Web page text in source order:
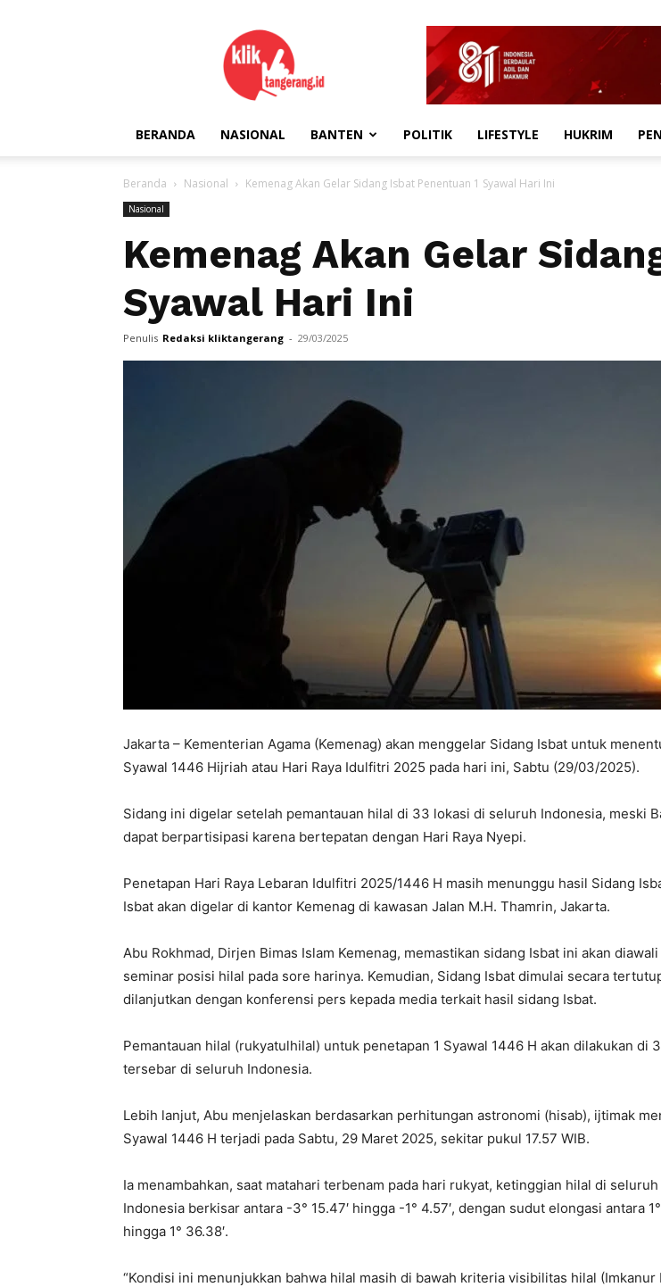
kliktangerang.id
BERANDA NASIONAL BANTEN POLITIK LIFESTYLE HUKRIM
Beranda Nasional Kemenag Akan Gelar Sidang Isbat Penentuan 1 Syawal Hari Ini
Nasional
Kemenag Akan Gelar
Syawal Hari Ini
Penulis Redaksi kliktangerang - 29/03/2025
Jakarta – Kementerian Agama (Kemenag) akan menggelar Sidang Isbat untuk
Syawal 1446 Hijriah atau Hari Raya Idulfitri 2025 pada hari ini, Sabtu (29/03/2025).
Sidang ini digelar setelah pemantauan hilal di 33 lokasi di seluruh Indonesia, meski
dapat berpartisipasi karena bertepatan dengan Hari Raya Nyepi.
Penetapan Hari Raya Lebaran Idulfitri 2025/1446 H masih menunggu hasil Sidang
Isbat akan digelar di kantor Kemenag di kawasan Jalan M.H. Thamrin, Jakarta.
Abu Rokhmad, Dirjen Bimas Islam Kemenag, memastikan sidang Isbat ini akan
seminar posisi hilal pada sore harinya. Kemudian, Sidang Isbat dimulai secara
dilanjutkan dengan konferensi pers kepada media terkait hasil sidang Isbat.
Pemantauan hilal (rukyatulhilal) untuk penetapan 1 Syawal 1446 H akan dilakukan di
tersebar di seluruh Indonesia.
Lebih lanjut, Abu menjelaskan berdasarkan perhitungan astronomi (hisab), ijtimak
Syawal 1446 H terjadi pada Sabtu, 29 Maret 2025, sekitar pukul 17.57 WIB.
Ia menambahkan, saat matahari terbenam pada hari rukyat, ketinggian hilal di
Indonesia berkisar antara -3° 15.47′ hingga -1° 4.57′, dengan sudut elongasi antara 1°
hingga 1° 36.38′.
“Kondisi ini menunjukkan bahwa hilal masih di bawah kriteria visibilitas hilal (Imkanur